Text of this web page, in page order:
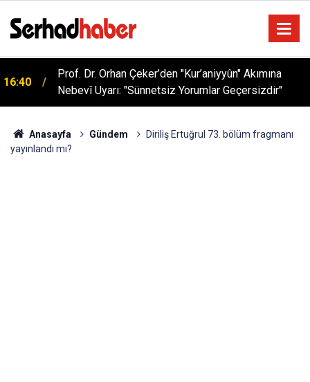
05:57
Sağlıklı Beslenmede Yeni Trend: Düşük Kalorili
Multi-Fiber İçecek Tozu
Anasayfa Gündem
Diriliş Ertuğrul 73. bölüm fragmanı
yayınlandı mı?